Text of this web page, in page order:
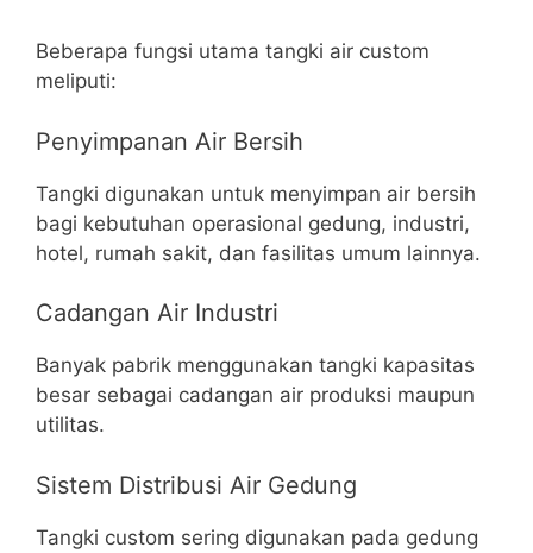
Beberapa fungsi utama tangki air custom
meliputi:
Penyimpanan Air Bersih
Tangki digunakan untuk menyimpan air bersih
bagi kebutuhan operasional gedung, industri,
hotel, rumah sakit, dan fasilitas umum lainnya.
Cadangan Air Industri
Banyak pabrik menggunakan tangki kapasitas
besar sebagai cadangan air produksi maupun
utilitas.
Sistem Distribusi Air Gedung
Tangki custom sering digunakan pada gedung